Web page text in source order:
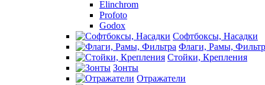
Elinchrom
Profoto
Godox
Софтбоксы, Насадки
Флаги, Рамы,
Стойки, Крепления
Зонты
Отражатели